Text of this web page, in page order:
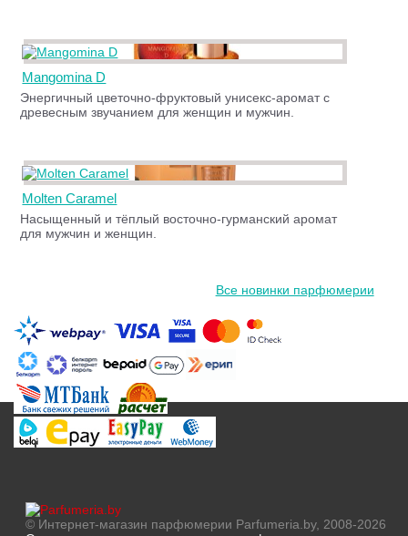
Mangomina D
Энергичный цветочно-фруктовый унисекс-аромат с
древесным звучанием для женщин и мужчин.
Molten Caramel
Насыщенный и тёплый восточно-гурманский аромат
для мужчин и женщин.
Все новинки парфюмерии
© Интернет-магазин парфюмерии Parfumeria.by, 2008-2026